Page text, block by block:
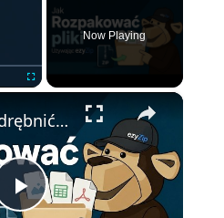
Now Playing
×
Play
📦 Jak Wyodrębnić Pliki za Pomocą EzyZip Online Za Darmo | Bez Instalacji Oprogramowania